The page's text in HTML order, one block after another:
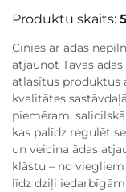
Produktu skaits:
Cīnies ar ādas
atjaunot Tavas
atlasītus produktus
kvalitātes
piemēram,
kas palīdz regulēt
un veicina ādas
klāstu – no
līdz dziļi